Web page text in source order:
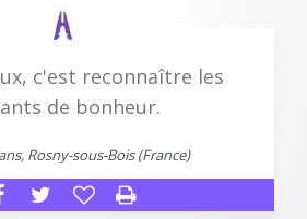
c'est reconnaître les
de bonheur.
Rosny-sous-Bois (France)